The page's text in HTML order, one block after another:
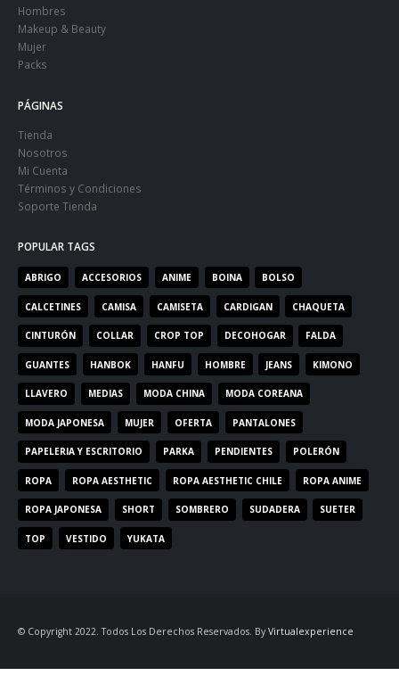
Hombres
Makeup & Beauty
Mujer
Packs
PÁGINAS
Tienda
Nosotros
Mi Cuenta
Términos y Condiciones
Soporte Tienda
POPULAR TAGS
ABRIGO ACCESORIOS ANIME BOINA BOLSO
CALCETINES CAMISA CAMISETA CARDIGAN CHAQUETA
CINTURÓN COLLAR CROP TOP DECOHOGAR FALDA
GUANTES HANBOK HANFU HOMBRE JEANS KIMONO
LLAVERO MEDIAS MODA CHINA MODA COREANA
MODA JAPONESA MUJER OFERTA PANTALONES
PAPELERIA Y ESCRITORIO PARKA PENDIENTES POLERÓN
ROPA ROPA AESTHETIC ROPA AESTHETIC CHILE ROPA ANIME
ROPA JAPONESA SHORT SOMBRERO SUDADERA SUETER
TOP VESTIDO YUKATA
© Copyright 2022. Todos Los Derechos Reservados. By Virtualexperience